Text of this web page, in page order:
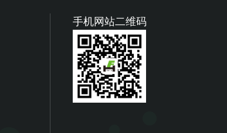
手机网站二维码